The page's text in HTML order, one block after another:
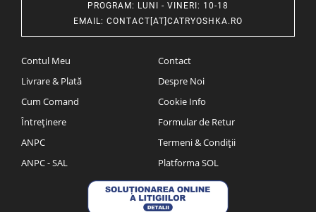
PROGRAM: LUNI - VINERI: 10-18
EMAIL: CONTACT[AT]CATRYOSHKA.RO
Contul Meu
Livrare & Plată
Cum Comand
Întreținere
ANPC
ANPC - SAL
Contact
Despre Noi
Cookie Info
Formular de Retur
Termeni & Condiții
Platforma SOL